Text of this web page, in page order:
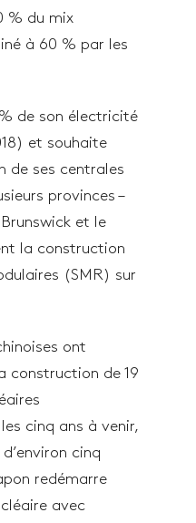
% du mix
à 60 % par les
de son électricité
et souhaite
de ses centrales
provinces –
et le
la construction
(SMR) sur
ont
construction de 19
cinq ans à venir,
cinq
redémarre
avec